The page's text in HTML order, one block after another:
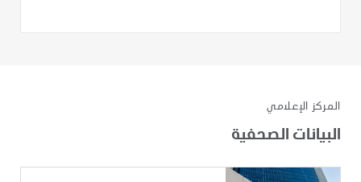
المركز الإعلامي
البيانات الصحفية